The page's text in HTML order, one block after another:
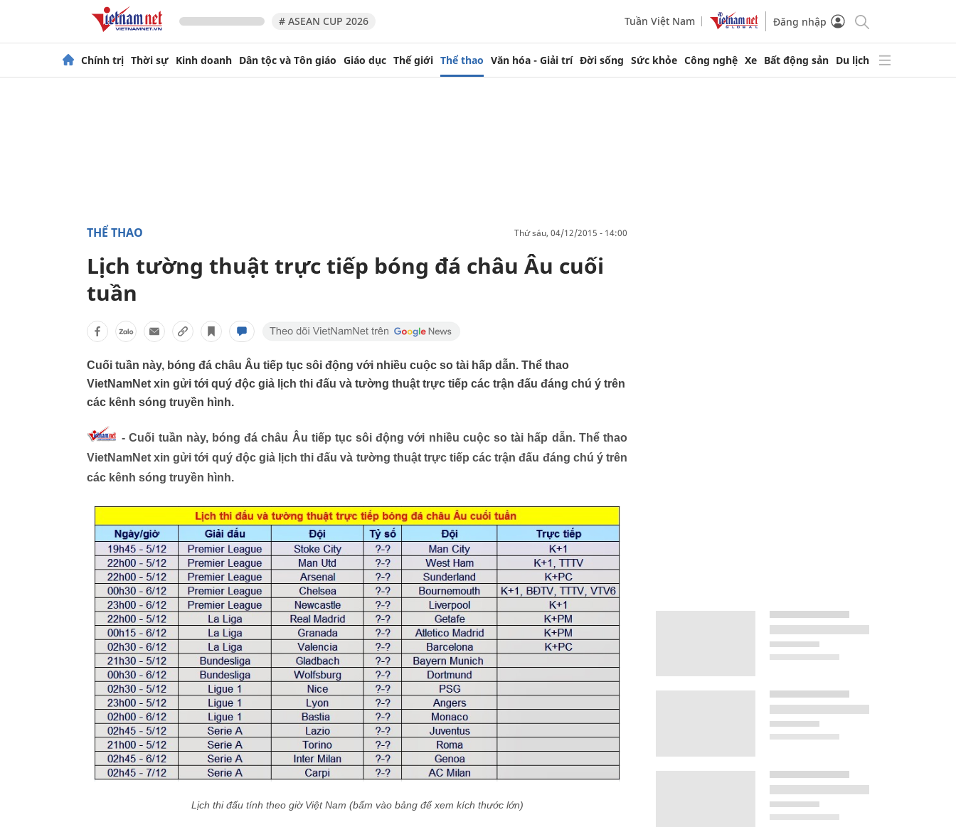
# ASEAN CUP 2026 Tuần Việt Nam Đăng nhập
Chính trị Thời sự Kinh doanh Dân tộc và Tôn giáo Giáo dục Thế giới Thể thao Văn hóa - Giải trí Đời sống Sức khỏe Công nghệ Xe Bất động sản Du lịch
THỂ THAO thứ sáu, 04/12/2015 - 14:00
Lịch tường thuật trực tiếp bóng đá châu Âu cuối
tuần
Cuối tuần này, bóng đá châu Âu tiếp tục sôi động với nhiều cuộc so tài hấp dẫn. Thể thao
VietNamNet xin gửi tới quý độc giả lịch thi đấu và tường thuật trực tiếp các trận đấu đáng chú ý trên
các kênh sóng truyền hình.
- Cuối tuần này, bóng đá châu Âu tiếp tục sôi động với nhiều cuộc so tài hấp dẫn. Thể thao
VietNamNet xin gửi tới quý độc giả lịch thi đấu và tường thuật trực tiếp các trận đấu đáng chú ý trên
các kênh sóng truyền hình.
Lịch thi đấu tính theo giờ Việt Nam (bấm vào bảng để xem kích thước lớn)